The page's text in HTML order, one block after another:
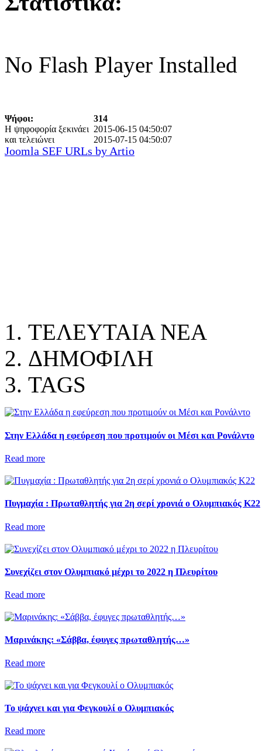
No Flash Player Installed
Ψήφοι:
314
Η ψηφοφορία ξεκινάει2015-06-15 04:50:07
και τελειώνει
2015-07-15 04:50:07
Joomla SEF URLs by Artio
ΤΕΛΕΥΤΑΙΑ ΝΕΑ
ΔΗΜΟΦΙΛΗ
TAGS
Στην Ελλάδα η εφεύρεση που προτιμούν οι Μέσι και Ρονάλντο
Read more
Πυγμαχία : Πρωταθλητής για 2η σερί χρονιά ο Ολυμπιακός Κ22
Read more
Συνεχίζει στον Ολυμπιακό μέχρι το 2022 η Πλευρίτου
Read more
Μαρινάκης: «Σάββα, έφυγες πρωταθλητής…»
Read more
Το ψάχνει και για Φεγκουλί ο Ολυμπιακός
Read more